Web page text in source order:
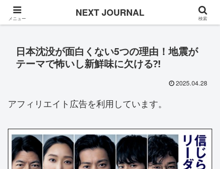
Once in a while
日本沈没が面白くない5つの理由！地震が
テーマで怖いし新鮮味に欠ける⁈
2025.04.28
アフィリエイト広告を利用しています。
メニュー NEXT JOURNAL 検索